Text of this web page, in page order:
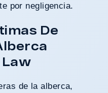
por negligencia.
De
Law